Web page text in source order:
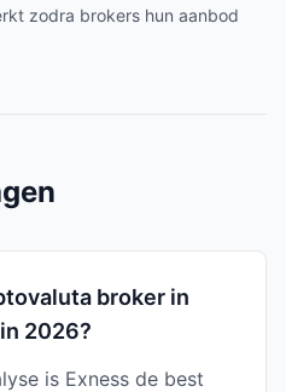
zodra brokers hun aanbod
broker in
2026?
is Exness de best